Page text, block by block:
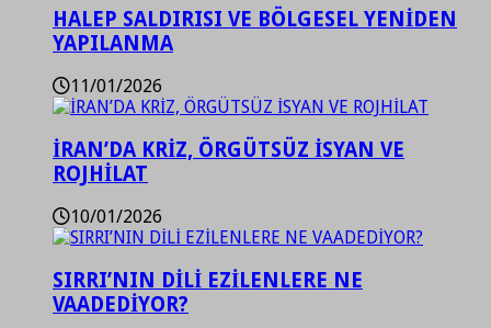
HALEP SALDIRISI VE BÖLGESEL YENİDEN
YAPILANMA
11/01/2026
İRAN’DA KRİZ, ÖRGÜTSÜZ İSYAN VE
ROJHİLAT
10/01/2026
SIRRI’NIN DİLİ EZİLENLERE NE
VAADEDİYOR?